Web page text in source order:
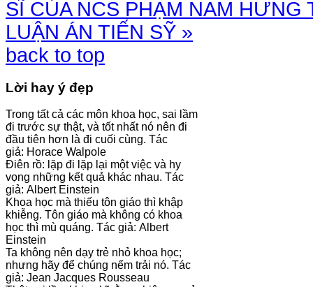
SĨ CỦA NCS PHẠM NAM HƯNG
LUẬN ÁN TIẾN SỸ »
back to top
Lời hay ý đẹp
Trong tất cả các môn khoa học, sai lầm
đi trước sự thật, và tốt nhất nó nên đi
đầu tiên hơn là đi cuối cùng. Tác
giả: Horace Walpole
Điên rồ: lặp đi lặp lại một việc và hy
vọng những kết quả khác nhau. Tác
giả: Albert Einstein
Khoa học mà thiếu tôn giáo thì khập
khiễng. Tôn giáo mà không có khoa
học thì mù quáng. Tác giả: Albert
Einstein
Ta không nên dạy trẻ nhỏ khoa học;
nhưng hãy để chúng nếm trải nó. Tác
giả: Jean Jacques Rousseau